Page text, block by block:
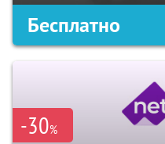
Бесплатно
-30%